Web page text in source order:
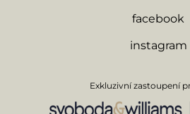
facebook
instagram
Exkluzivní zastoupení